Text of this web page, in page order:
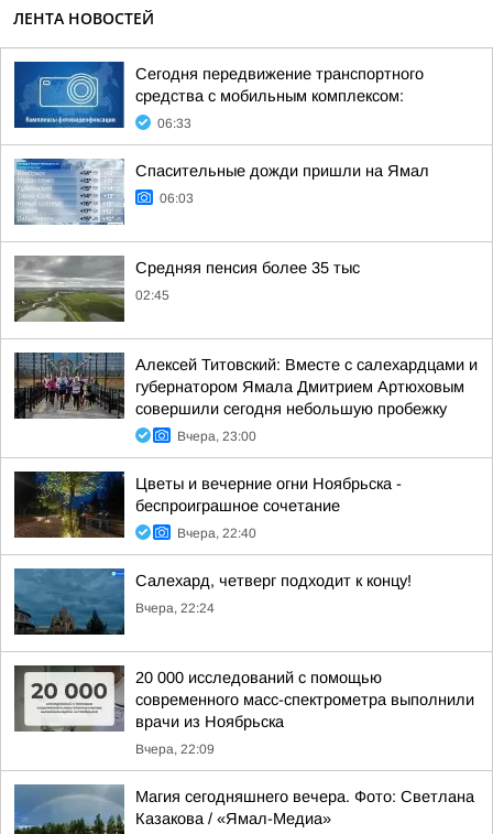
ЛЕНТА НОВОСТЕЙ
Сегодня передвижение транспортного
средства с мобильным комплексом:
06:33
Спасительные дожди пришли на Ямал
06:03
Средняя пенсия более 35 тыс
02:45
Алексей Титовский: Вместе с салехардцами и
губернатором Ямала Дмитрием Артюховым
совершили сегодня небольшую пробежку
Вчера, 23:00
Цветы и вечерние огни Ноябрьска -
беспроиграшное сочетание
Вчера, 22:40
Салехард, четверг подходит к концу!
Вчера, 22:24
20 000 исследований с помощью
современного масс-спектрометра выполнили
врачи из Ноябрьска
Вчера, 22:09
Магия сегодняшнего вечера. Фото: Светлана
Казакова / «Ямал-Медиа»